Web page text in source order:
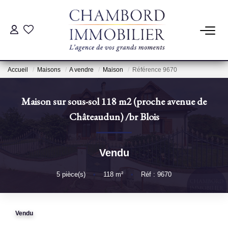
ACHAT
ESTIMATION
Estimation Par Un Professionnel
Accueil Maisons A vendre Maison Référence 9670
Maison sur sous-sol 118 m2 (proche avenue de
Châteaudun)/brBlois
Vendu
5 pièce(s) • 118 m² • Réf : 9670
Vendu